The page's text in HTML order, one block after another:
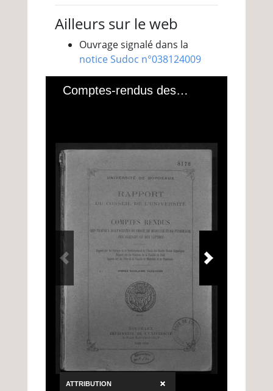
Ailleurs sur le web
Ouvrage signalé dans la
notice Sudoc n°038124009